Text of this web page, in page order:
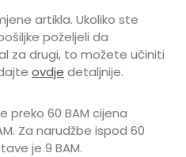
Majice
BIJELA
LILLO&PIPPO
ŽENSKI
artikla. Ukoliko ste
poželjeli da
za drugi, to možete učiniti
ovdje detaljnije.
preko 60 BAM cijena
Za narudžbe ispod 60
je 9 BAM.